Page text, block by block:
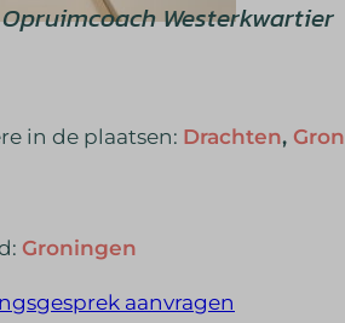
Westerkwartier
in de plaatsen: Drachten,
Groningen
aanvragen